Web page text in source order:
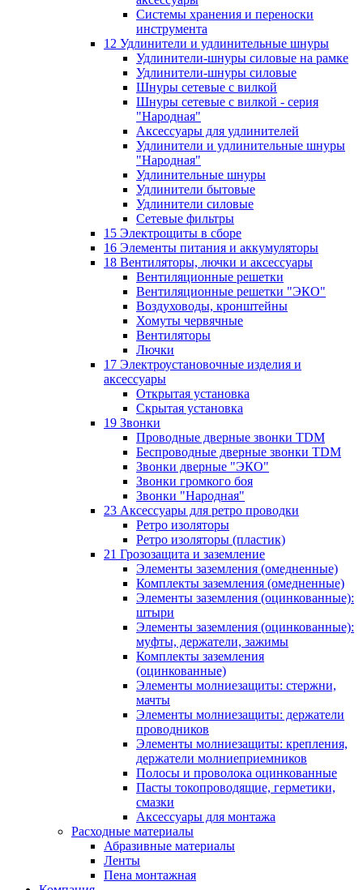
Системы хранения и переноски
инструмента
12 Удлинители и удлинительные шнуры
Удлинители-шнуры силовые на рамке
Удлинители-шнуры силовые
Шнуры сетевые с вилкой
Шнуры сетевые с вилкой - серия
"Народная"
Аксессуары для удлинителей
Удлинители и удлинительные шнуры
"Народная"
Удлинительные шнуры
Удлинители бытовые
Удлинители силовые
Сетевые фильтры
15 Электрощиты в сборе
16 Элементы питания и аккумуляторы
18 Вентиляторы, лючки и аксессуары
Вентиляционные решетки
Вентиляционные решетки "ЭКО"
Воздуховоды, кронштейны
Хомуты червячные
Вентиляторы
Лючки
17 Электроустановочные изделия и
аксессуары
Открытая установка
Скрытая установка
19 Звонки
Проводные дверные звонки TDM
Беспроводные дверные звонки TDM
Звонки дверные "ЭКО"
Звонки громкого боя
Звонки "Народная"
23 Аксессуары для ретро проводки
Ретро изоляторы
Ретро изоляторы (пластик)
21 Грозозащита и заземление
Элементы заземления (омедненные)
Комплекты заземления (омедненные)
Элементы заземления (оцинкованные):
штыри
Элементы заземления (оцинкованные):
муфты, держатели, зажимы
Комплекты заземления
(оцинкованные)
Элементы молниезащиты: стержни,
мачты
Элементы молниезащиты: держатели
проводников
Элементы молниезащиты: крепления,
держатели молниеприемников
Полосы и проволока оцинкованные
Пасты токопроводящие, герметики,
смазки
Аксессуары для монтажа
Расходные материалы
Абразивные материалы
Ленты
Пена монтажная